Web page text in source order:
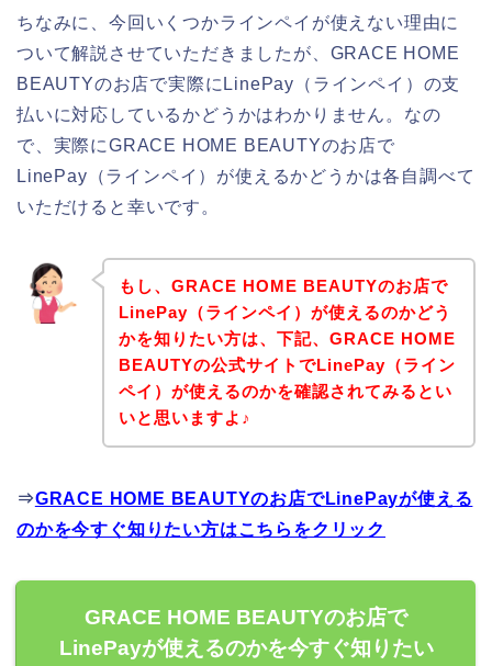
ちなみに、今回いくつかラインペイが使えない理由に
ついて解説させていただきましたが、GRACE HOME
BEAUTYのお店で実際にLinePay（ラインペイ）の支
払いに対応しているかどうかはわかりません。なの
で、実際にGRACE HOME BEAUTYのお店で
LinePay（ラインペイ）が使えるかどうかは各自調べて
いただけると幸いです。
もし、GRACE HOME BEAUTYのお店で
LinePay（ラインペイ）が使えるのかどう
かを知りたい方は、下記、GRACE HOME
BEAUTYの公式サイトでLinePay（ライン
ペイ）が使えるのかを確認されてみるとい
いと思いますよ♪
⇒GRACE HOME BEAUTYのお店でLinePayが使える
のかを今すぐ知りたい方はこちらをクリック
GRACE HOME BEAUTYのお店で
LinePayが使えるのかを今すぐ知りたい